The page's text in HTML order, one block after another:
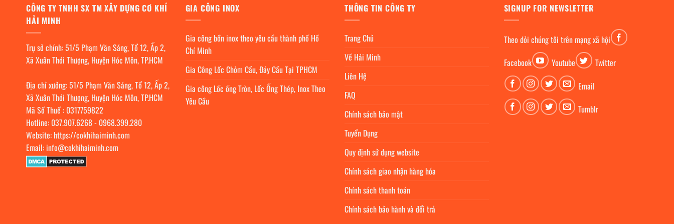
CÔNG TY TNHH SX TM XÂY DỰNG CƠ KHÍ
HẢI MINH
Trụ sở chính: 51/5 Phạm Văn Sáng, Tổ 12, Ấp 2,
Xã Xuân Thới Thượng, Huyện Hóc Môn, TP.HCM
Địa chỉ xưởng: 51/5 Phạm Văn Sáng, Tổ 12, Ấp 2,
Xã Xuân Thới Thượng, Huyện Hóc Môn, TP.HCM
Mã Số Thuế : 0317759822
Hotline: 037.907.6268- 0968.399.280
Website: https://cokhihaiminh.com
Email: info@cokhihaiminh.com
GIA CÔNG INOX
Gia công bồn inox theo yêu cầu thành phố Hồ
Chí Minh
Gia Công Lốc Chỏm Cầu, Đáy Cầu Tại TPHCM
Gia công Lốc ống Tròn, Lốc Ống Thép, Inox Theo
Yêu Cầu
THÔNG TIN CÔNG TY
Trang Chủ
Về Hải Minh
Liên Hệ
FAQ
Chính sách bảo mật
Tuyển Dụng
Quy định sử dụng website
Chính sách giao nhận hàng hóa
Chính sách thanh toán
Chính sách bảo hành và đổi trả
SIGNUP FOR NEWSLETTER
Theo dỏi chúng tôi trên mạng xã hội
Facebook
Youtube
Twitter
Email
Tumblr